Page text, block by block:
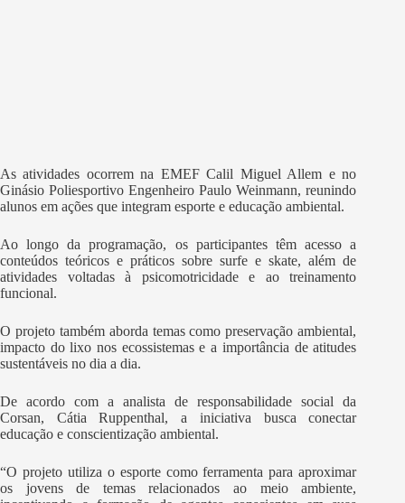
As atividades ocorrem na EMEF Calil Miguel Allem e no
Ginásio Poliesportivo Engenheiro Paulo Weinmann, reunindo
alunos em ações que integram esporte e educação ambiental.
Ao longo da programação, os participantes têm acesso a
conteúdos teóricos e práticos sobre surfe e skate, além de
atividades voltadas à psicomotricidade e ao treinamento
funcional.
O projeto também aborda temas como preservação ambiental,
impacto do lixo nos ecossistemas e a importância de atitudes
sustentáveis no dia a dia.
De acordo com a analista de responsabilidade social da
Corsan, Cátia Ruppenthal, a iniciativa busca conectar
educação e conscientização ambiental.
“O projeto utiliza o esporte como ferramenta para aproximar
os jovens de temas relacionados ao meio ambiente,